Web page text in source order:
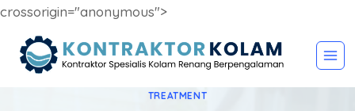
crossorigin="anonymous">
TREATMENT